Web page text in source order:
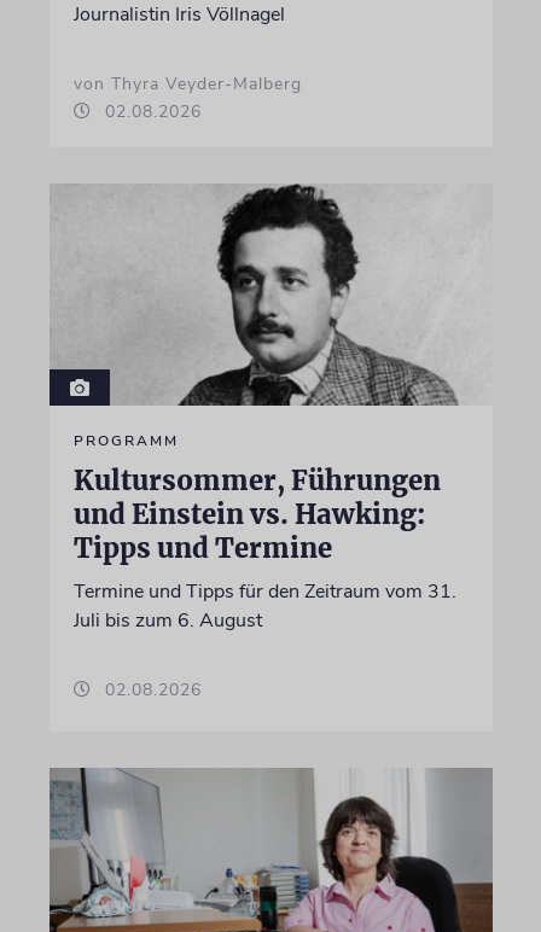
Journalistin Iris Völlnagel
von Thyra Veyder-Malberg
02.08.2026
PROGRAMM
Kultursommer, Führungen
und Einstein vs. Hawking:
Tipps und Termine
Termine und Tipps für den Zeitraum vom 31.
Juli bis zum 6. August
02.08.2026